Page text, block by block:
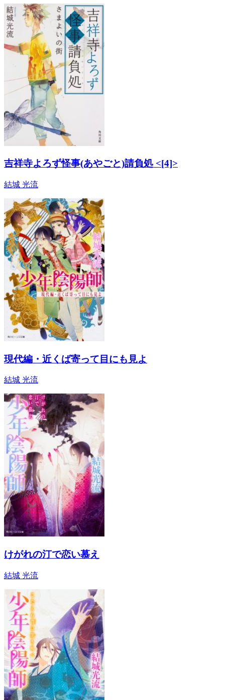
吉祥寺よろず怪事(あやごと)請負処 <[4]>
結城 光流
現代編・近くば寄って目にも見よ
結城 光流
けがれの汀で恋い慕え
結城 光流